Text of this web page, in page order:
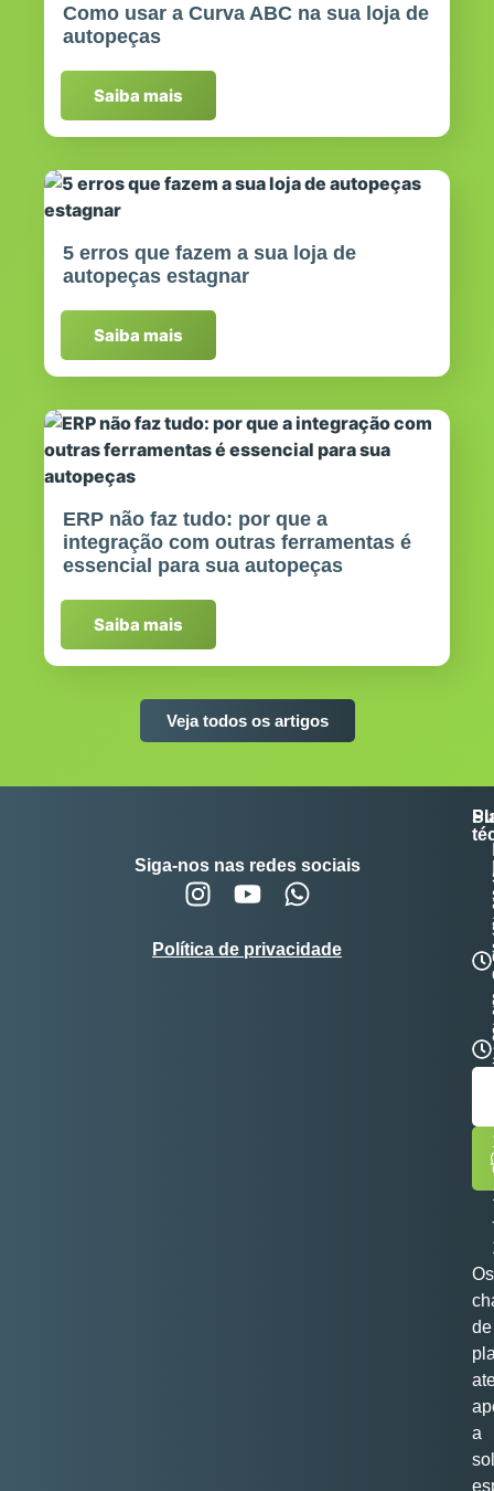
Como usar a Curva ABC na sua loja de
autopeças
Saiba mais
5 erros que fazem a sua loja de
autopeças estagnar
Saiba mais
ERP não faz tudo: por que a
integração com outras ferramentas é
essencial para sua autopeças
Saiba mais
Veja todos os artigos
Siga-nos nas redes sociais
Política de privacidade
Os
de
a